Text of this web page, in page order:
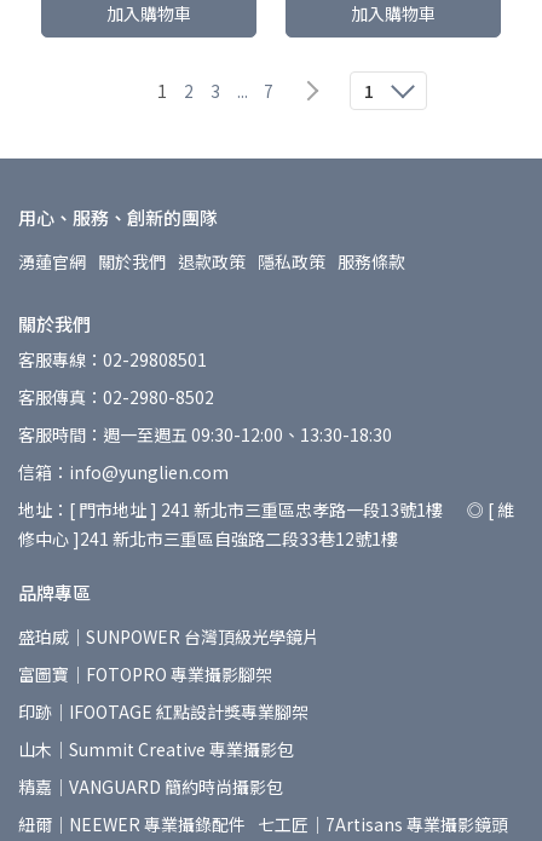
加入購物車 加入購物車
1 2 3 ... 7 1
用心、服務、創新的團隊
湧蓮官網 關於我們 退款政策 隱私政策 服務條款
關於我們
客服專線：02-29808501
客服傳真：02-2980-8502
客服時間：週一至週五 09:30-12:00、13:30-18:30
信箱：info@yunglien.com
地址：[ 門市地址 ] 241 新北市三重區忠孝路一段13號1樓 ◎ [ 維
修中心 ]241 新北市三重區自強路二段33巷12號1樓
品牌專區
盛珀威｜SUNPOWER 台灣頂級光學鏡片
富圖寶｜FOTOPRO 專業攝影腳架
印跡｜IFOOTAGE 紅點設計獎專業腳架
山木｜Summit Creative 專業攝影包
精嘉｜VANGUARD 簡約時尚攝影包
紐爾｜NEEWER 專業攝錄配件 七工匠｜7Artisans 專業攝影鏡頭